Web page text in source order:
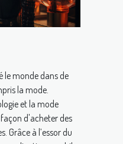
le monde dans de
la mode.
et la mode
d'acheter des
Grâce à l’essor du